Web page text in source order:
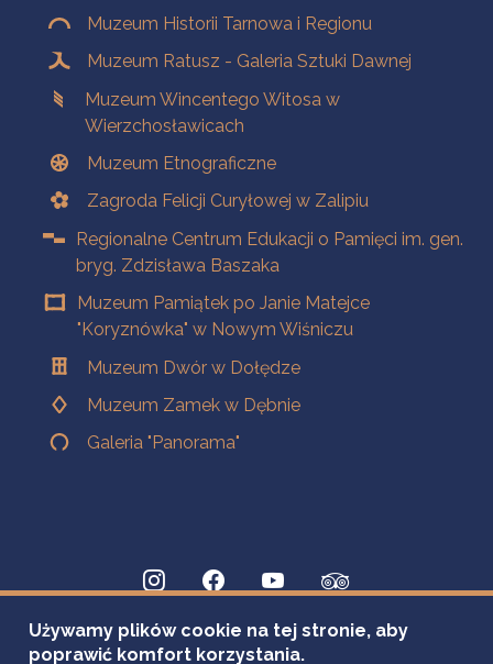
Muzeum Historii Tarnowa i Regionu
Muzeum Ratusz - Galeria Sztuki Dawnej
Muzeum Wincentego Witosa w
Wierzchosławicach
Muzeum Etnograficzne
Zagroda Felicji Curyłowej w Zalipiu
Regionalne Centrum Edukacji o Pamięci im. gen.
bryg. Zdzisława Baszaka
Muzeum Pamiątek po Janie Matejce
"Koryznówka" w Nowym Wiśniczu
Muzeum Dwór w Dołędze
Muzeum Zamek w Dębnie
Galeria "Panorama"
Używamy plików cookie na tej stronie, aby
poprawić komfort korzystania.